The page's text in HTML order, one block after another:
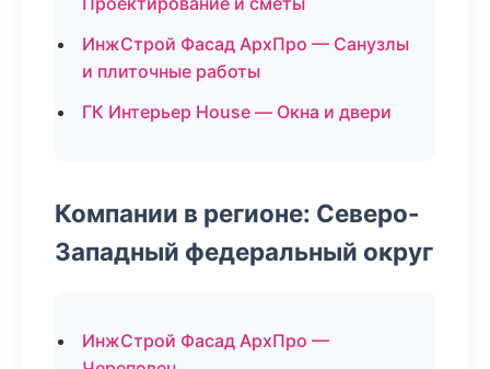
ИнжСтрой Фасад АрхПро — Санузлы
и плиточные работы
ГК Интерьер House — Окна и двери
Компании в регионе: Северо-
Западный федеральный округ
ИнжСтрой Фасад АрхПро —